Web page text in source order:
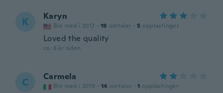
K Karyn
Ble med i 2017 · 19 omtaler · 5 opplastinger
Loved the quality
ca. 6 år siden
C Carmela
Ble med i 2019 · 14 omtaler · 1 opplastinger